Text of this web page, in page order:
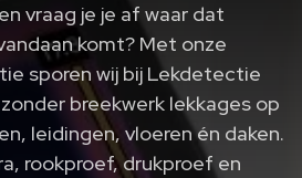
vraag je je af waar dat
komt? Met onze
sporen wij bij Lekdetectie
breekwerk lekkages op
leidingen, vloeren én daken.
rookproef, drukproef en